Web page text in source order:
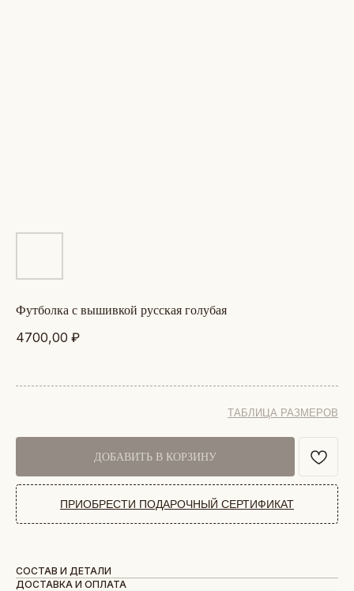
футболка с вышивкой русская голубая
4700,00 ₽
ТАБЛИЦА РАЗМЕРОВ
ДОБАВИТЬ В КОРЗИНУ
ПРИОБРЕСТИ ПОДАРОЧНЫЙ СЕРТИФИКАТ
СОСТАВ И ДЕТАЛИ
ДОСТАВКА И ОПЛАТА